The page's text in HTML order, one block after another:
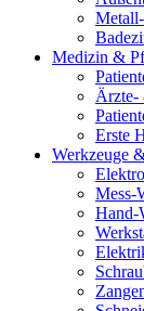
Medizin &
Ärzte-
Erste
Werkzeuge
Mess-
Hand-